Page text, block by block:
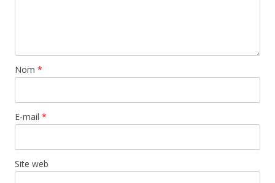
Nom *
E-mail *
Site web